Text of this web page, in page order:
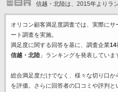
信越・北陸は、2015年よりラ
オリコン顧客満足度調査では、実際にサ
ート調査を実施。
満足度に関する回答を基に、調査企業14
信越・北陸」ランキングを発表していま
総合満足度だけでなく、様々な切り口か
を評価。さらに回答者の口コミや評判